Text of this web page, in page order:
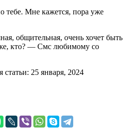
тебе. Мне кажется, пора уже
общительная, очень хочет быть
кто? — Смс любимому со
статьи: 25 января, 2024